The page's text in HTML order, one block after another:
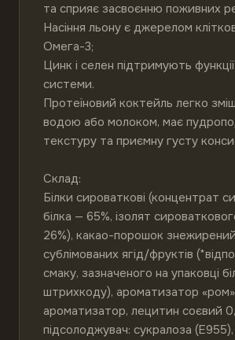
та сприяє засвоєнню поживних
Насіння льону є джерелом
Омега-3;
Цинк і селен підтримують функції
системи.
Протеїновий коктейль легко
водою або молоком, має
текстуру та приємну густу
Склад:
Білки сироваткові (концентрат
білка — 65%, ізолят
26%), какао-порошок
сублімованих ягід/фруктів
смаку, зазначеного на упаковці
штрихкоду), ароматизатор
ароматизатор, лецитин соєвий
підсолоджувач: сукралоза